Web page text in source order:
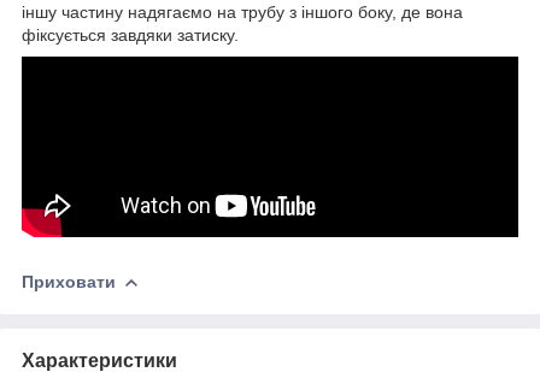
іншу частину надягаємо на трубу з іншого боку, де вона
фіксується завдяки затиску.
Приховати
Характеристики